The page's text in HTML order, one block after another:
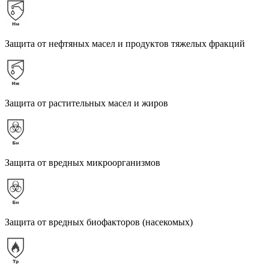
Защита от нефтяных масел и продуктов тяжелых фракций
Защита от растительных масел и жиров
Защита от вредных микроорганизмов
Защита от вредных биофакторов (насекомых)